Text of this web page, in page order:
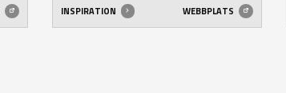
INSPIRATION WEBBPLATS